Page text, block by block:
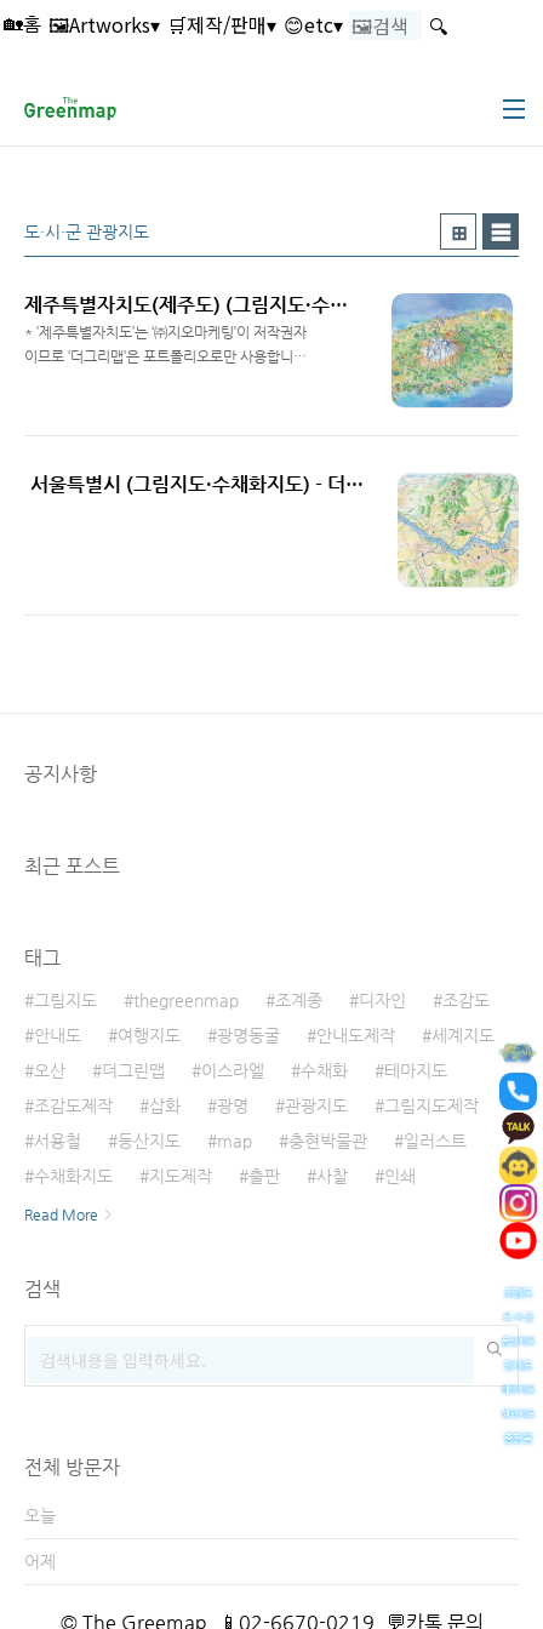
🏡홈 🖼️Artworks▾ 🛒제작/판매▾ 😊etc▾ 🔍
© The Greemap 📱02-6670-0219 💬카톡 문의
도·시·군 관광지도
제주특별자치도(제주도) (그림지도·수채화지도) - 더그린맵
* ’제주특별자치도’는 ‘㈜지오마케팅’이 저작권자
이므로 ‘더그리맵’은 포트폴리오로만 사용합니
서울특별시 (그림지도·수채화지도) - 더그린맵
공지사항
최근 포스트
태그
그림지도 thegreenmap 조계종 디자인
조감도
안내도
여행지도 광명동굴 안내도제작
세계지도
오산
더그린맵 이스라엘 수채화
테마지도
조감도제작
삽화 광명 관광지도
그림지도제작
서용철
등산지도 map 충현박물관
일러스트
수채화지도
지도제작 출판 사찰 인쇄
Read More
검색
전체 방문자
오늘
어제